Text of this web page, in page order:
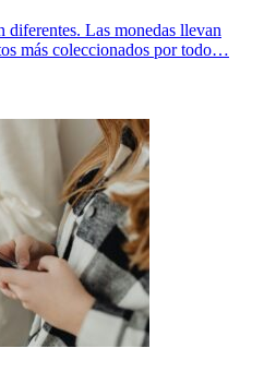
diferentes. Las monedas llevan
más coleccionados por todo…